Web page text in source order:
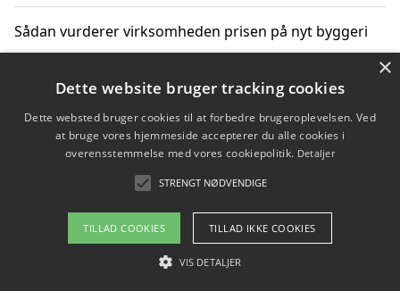
Sådan vurderer virksomheden prisen på nyt byggeri
Sådan får du hjælp til en hjemmeside uden binding
Copyright 2026 - Pilanto Aps
Om / kontakt
Blog Betingelser
×
Dette website bruger tracking cookies
Dette websted bruger cookies til at forbedre brugeroplevelsen. Ved
at bruge vores hjemmeside accepterer du alle cookies i
overensstemmelse med vores cookiepolitik. Detaljer
STRENGT NØDVENDIGE
TILLAD COOKIES TILLAD IKKE COOKIES
VIS DETALJER